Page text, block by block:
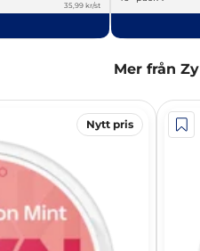
35,99 kr/st
Mer från
Nytt pris